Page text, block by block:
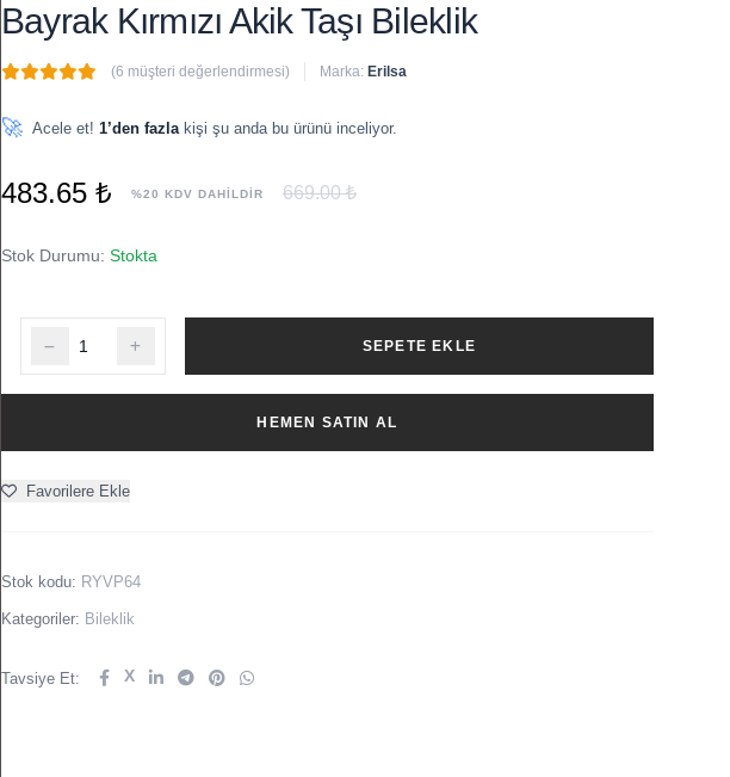
Bayrak Kırmızı Akik Taşı Bileklik
(6 müşteri değerlendirmesi) Marka: Erilsa
🚀 Acele et! 1’den fazlakişi şu anda bu ürünü inceliyor.
483.65 ₺ %20 KDV DAHİLDİR 669.00 ₺
Stok Durumu: Stokta
SEPETE EKLE
HEMEN SATIN AL
Favorilere Ekle
Stok kodu: RYVP64
Kategoriler: Bileklik
Tavsiye Et: X